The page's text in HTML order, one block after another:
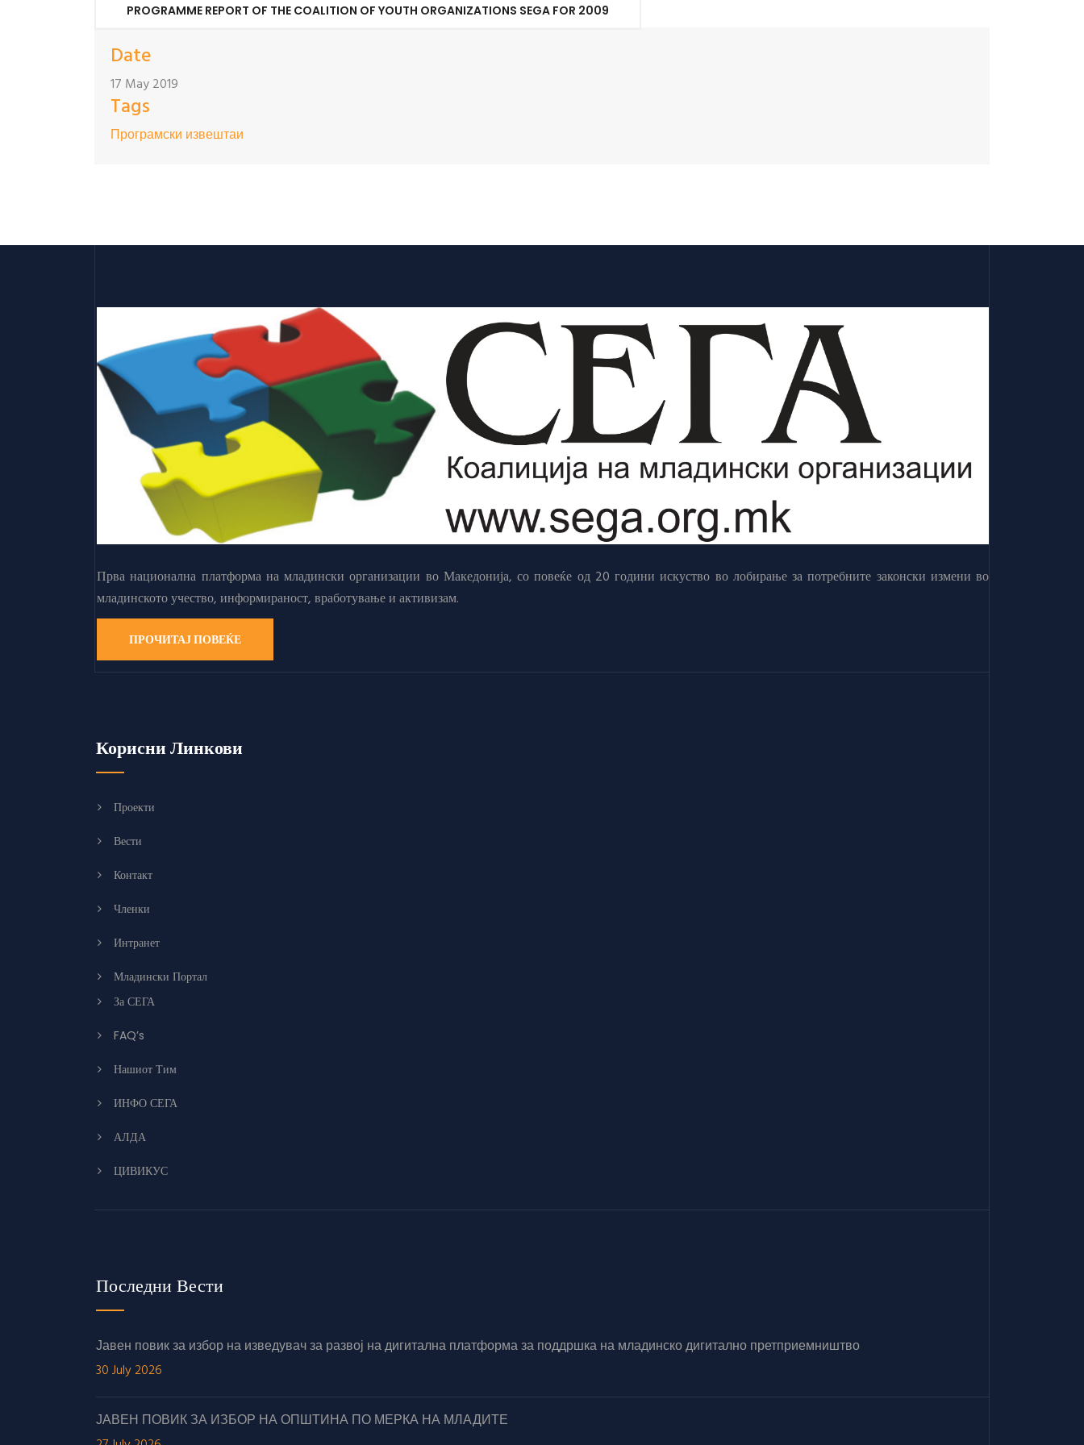
PROGRAMME REPORT OF THE COALITION OF YOUTH ORGANIZATIONS SEGA FOR 2009
Date
17 May 2019
Tags
Програмски извештаи
Прва национална платформа на младински организации во Македонија, со повеќе од 20 години искуство во лобирање за потребните законски измени во
младинското учество, информираност, вработување и активизам.
ПРОЧИТАЈ ПОВЕЌЕ
Корисни Линкови
Проекти
Вести
Контакт
Членки
Интранет
Младински Портал
За СЕГА
FAQ’s
Нашиот Тим
ИНФО СЕГА
АЛДА
ЦИВИКУС
Последни Вести
Јавен повик за избор на изведувач за развој на дигитална платформа за поддршка на младинско дигитално претприемништво
30 July 2026
ЈАВЕН ПОВИК ЗА ИЗБОР НА ОПШТИНА ПО МЕРКА НА МЛАДИТЕ